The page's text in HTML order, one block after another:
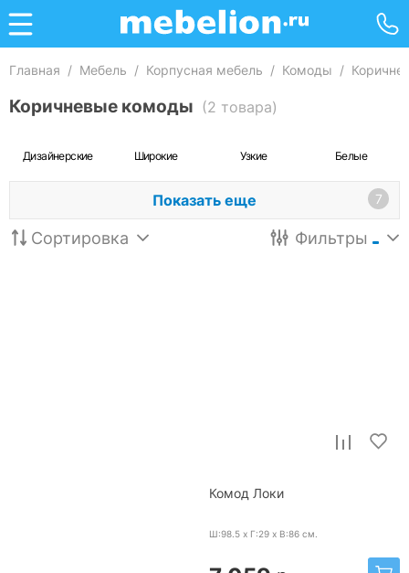
Главная / Мебель / Корпусная мебель / Комоды /
Коричневые комоды (2 товара)
Дизайнерские Широкие Узкие Белые
Показать еще 7
Сортировка Фильтры
Комод Локи
Ш:98.5 x Г:29 x В:86 см.